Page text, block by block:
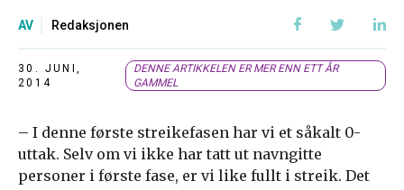
AV Redaksjonen
30. JUNI,
2014
DENNE ARTIKKELEN ER MER ENN ETT ÅR
GAMMEL
– I denne første streikefasen har vi et såkalt 0-
uttak. Selv om vi ikke har tatt ut navngitte
personer i første fase, er vi like fullt i streik. Det